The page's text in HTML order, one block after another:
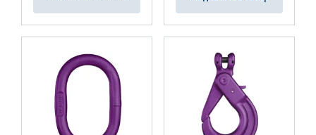
ODRZUĆ WSZYSTKIE
POKAŻ SZCZEGÓŁY